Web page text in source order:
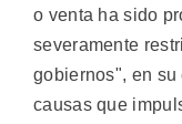
o venta ha sido
severamente
gobiernos", en
causas que